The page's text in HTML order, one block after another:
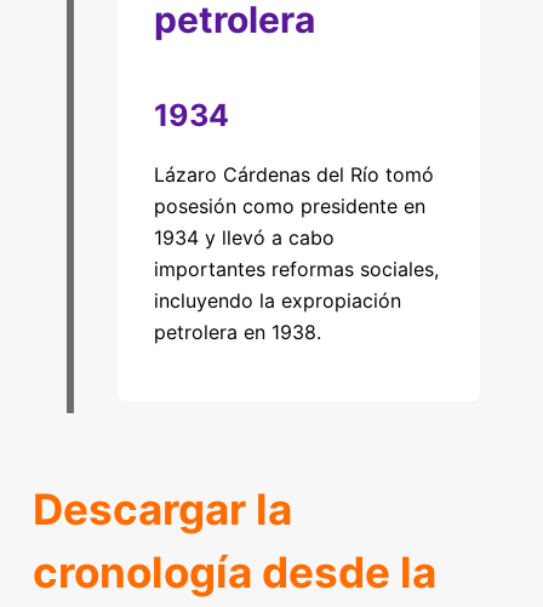
petrolera
1934
Lázaro Cárdenas del Río tomó
posesión como presidente en
1934 y llevó a cabo
importantes reformas sociales,
incluyendo la expropiación
petrolera en 1938.
Descargar la
cronología desde la